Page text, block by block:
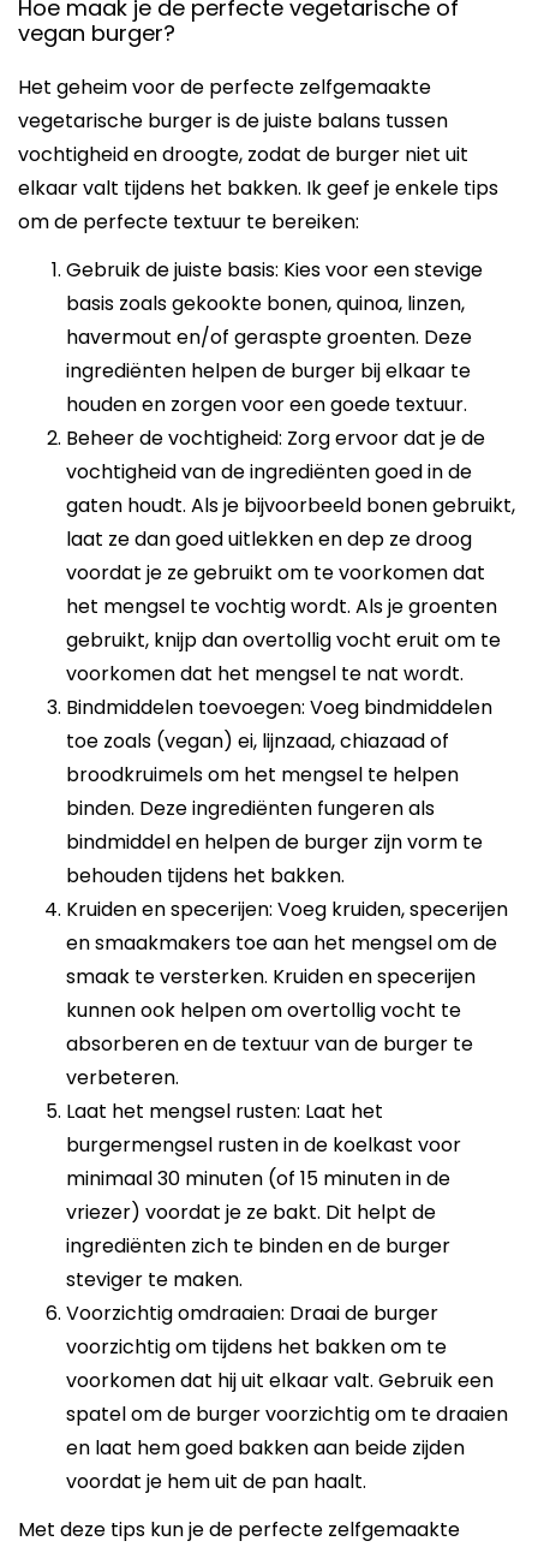
Hoe maak je de perfecte vegetarische of
vegan burger?
Het geheim voor de perfecte zelfgemaakte
vegetarische burger is de juiste balans tussen
vochtigheid en droogte, zodat de burger niet uit
elkaar valt tijdens het bakken. Ik geef je enkele tips
om de perfecte textuur te bereiken:
Gebruik de juiste basis: Kies voor een stevige
basis zoals gekookte bonen, quinoa, linzen,
havermout en/of geraspte groenten. Deze
ingrediënten helpen de burger bij elkaar te
houden en zorgen voor een goede textuur.
Beheer de vochtigheid: Zorg ervoor dat je de
vochtigheid van de ingrediënten goed in de
gaten houdt. Als je bijvoorbeeld bonen gebruikt,
laat ze dan goed uitlekken en dep ze droog
voordat je ze gebruikt om te voorkomen dat
het mengsel te vochtig wordt. Als je groenten
gebruikt, knijp dan overtollig vocht eruit om te
voorkomen dat het mengsel te nat wordt.
Bindmiddelen toevoegen: Voeg bindmiddelen
toe zoals (vegan) ei, lijnzaad, chiazaad of
broodkruimels om het mengsel te helpen
binden. Deze ingrediënten fungeren als
bindmiddel en helpen de burger zijn vorm te
behouden tijdens het bakken.
Kruiden en specerijen: Voeg kruiden, specerijen
en smaakmakers toe aan het mengsel om de
smaak te versterken. Kruiden en specerijen
kunnen ook helpen om overtollig vocht te
absorberen en de textuur van de burger te
verbeteren.
Laat het mengsel rusten: Laat het
burgermengsel rusten in de koelkast voor
minimaal 30 minuten (of 15 minuten in de
vriezer) voordat je ze bakt. Dit helpt de
ingrediënten zich te binden en de burger
steviger te maken.
Voorzichtig omdraaien: Draai de burger
voorzichtig om tijdens het bakken om te
voorkomen dat hij uit elkaar valt. Gebruik een
spatel om de burger voorzichtig om te draaien
en laat hem goed bakken aan beide zijden
voordat je hem uit de pan haalt.
Met deze tips kun je de perfecte zelfgemaakte